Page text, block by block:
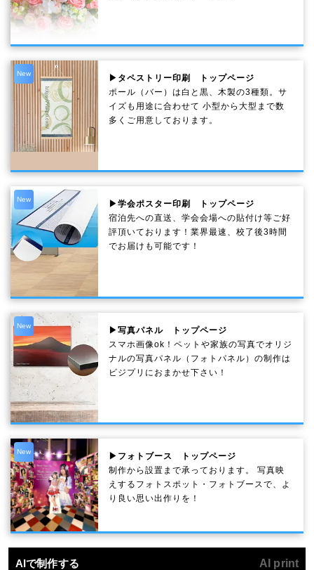
New
▶タペストリー印刷 トップページ
ポール（バー）は白と黒、木製の3種類。サ
イズも用途に合わせて 小型から大型まで数
多くご用意しております。
New
▶学会ポスター印刷 トップページ
宿泊先への直送、学会会場への貼付け等ご好
評頂いております！業界最速、校了後3時間
でお届けも可能です！
New
▶写真パネル トップページ
スマホ画像ok！ペットや家族の写真でオリジ
ナルの写真パネル（フォトパネル）の制作は
ビジプリにおまかせ下さい！
New
▶フォトブース トップページ
制作から設置まで承っております。 写真映
えするフォトスポット・フォトブースで、よ
り良い思い出作りを！
AIで制作する AI print